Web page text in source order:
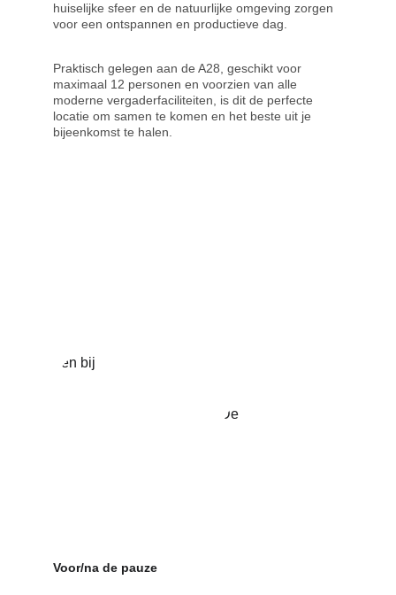
huiselijke sfeer en de natuurlijke omgeving zorgen
voor een ontspannen en productieve dag.
Praktisch gelegen aan de A28, geschikt voor
maximaal 12 personen en voorzien van alle
moderne vergaderfaciliteiten, is dit de perfecte
locatie om samen te komen en het beste uit je
bijeenkomst te halen.
Voor/na de pauze